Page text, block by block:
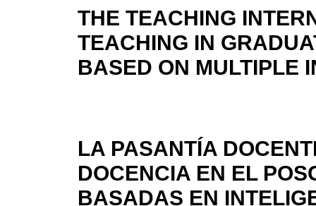
THE TEACHING
TEACHING IN
BASED ON MULTIPLE
LA PASANTÍA
DOCENCIA EN EL
BASADAS EN